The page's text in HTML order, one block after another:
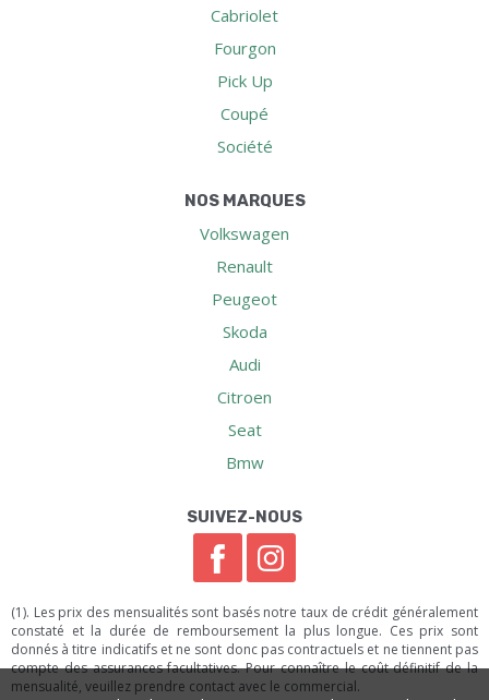
Cabriolet
Fourgon
Pick Up
Coupé
Société
NOS MARQUES
Volkswagen
Renault
Peugeot
Skoda
Audi
Citroen
Seat
Bmw
SUIVEZ-NOUS
(1). Les prix des mensualités sont basés notre taux de crédit généralement
constaté et la durée de remboursement la plus longue. Ces prix sont
donnés à titre indicatifs et ne sont donc pas contractuels et ne tiennent pas
compte des assurances facultatives. Pour connaître le coût définitif de la
mensualité, veuillez prendre contact avec le commercial.